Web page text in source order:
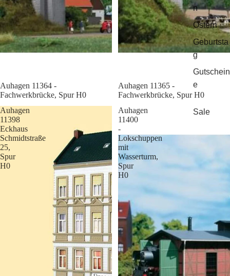
n
Ostern
Geburtsta
g
Gutschein
e
Sale
Sale
Auhagen 11364 -
Fachwerkbrücke, Spur H0
Sale
Auhagen 11365 -
Fachwerkbrücke, Spur H0
Auhagen
11398
Eckhaus
Schmidtstraße
25,
Spur
H0
Auhagen
11400
-
Lokschuppen
mit
Wasserturm,
Spur
H0